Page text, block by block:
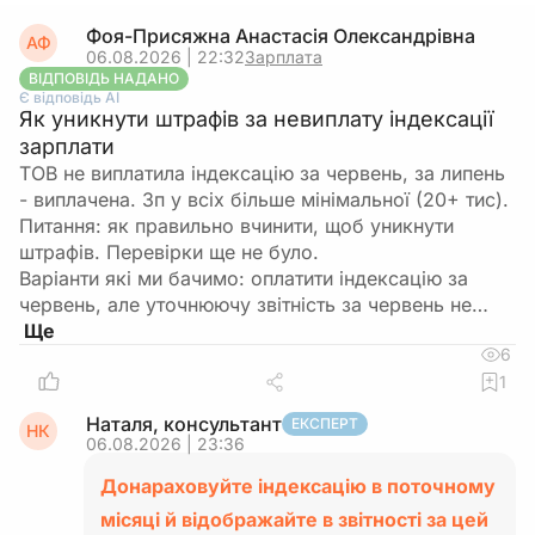
АФ Фоя-Присяжна Анастасія Олександрівна
06.08.2026 | 22:32Зарплата
ВІДПОВІДЬ НАДАНО
Є відповідь АІ
Як уникнути штрафів за невиплату індексації
зарплати
ТОВ не виплатила індексацію за червень, за липень
- виплачена. Зп у всіх більше мінімальної (20+ тис).
Питання: як правильно вчинити, щоб уникнути
штрафів. Перевірки ще не було.
Варіанти які ми бачимо: оплатити індексацію за
червень, але уточнюючу звітність за червень не…
6
1
НК Наталя, консультант ЕКСПЕРТ
06.08.2026 | 23:36
Донараховуйте індексацію в поточному
місяці й відображайте в звітності за цей